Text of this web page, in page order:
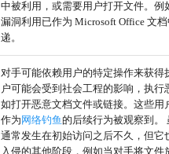
中被利用，或需要用户打开文件。例
漏洞利用已作为 Microsoft Office 文
递。
对手可能依赖用户的特定操作来获得
户可能会受到社会工程的影响，执行
如打开恶意文档文件或链接。这些用
作为 网络钓鱼 的后续行为被观察到。
通常发生在初始访问之后不久，但它
入侵的其他阶段，例如当对手将文件